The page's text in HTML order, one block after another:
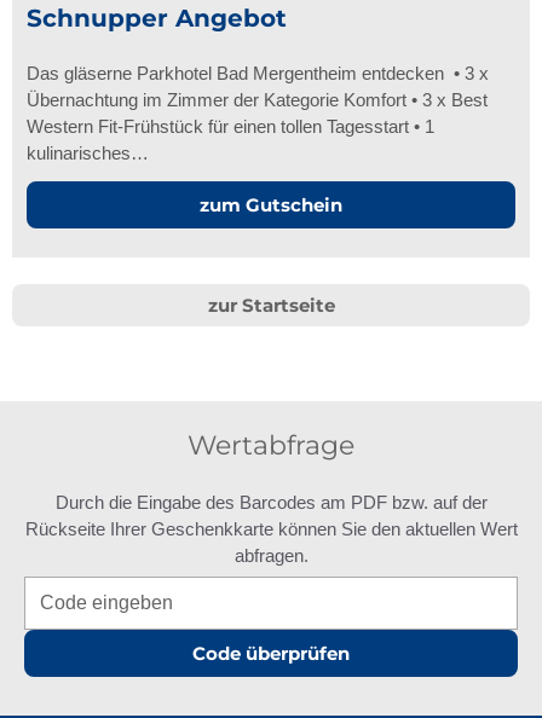
Schnupper Angebot
Das gläserne Parkhotel Bad Mergentheim entdecken • 3 x
Übernachtung im Zimmer der Kategorie Komfort • 3 x Best
Western Fit-Frühstück für einen tollen Tagesstart • 1
kulinarisches…
zum Gutschein
zur Startseite
Wertabfrage
Durch die Eingabe des Barcodes am PDF bzw. auf der
Rückseite Ihrer Geschenkkarte können Sie den aktuellen Wert
abfragen.
Code überprüfen